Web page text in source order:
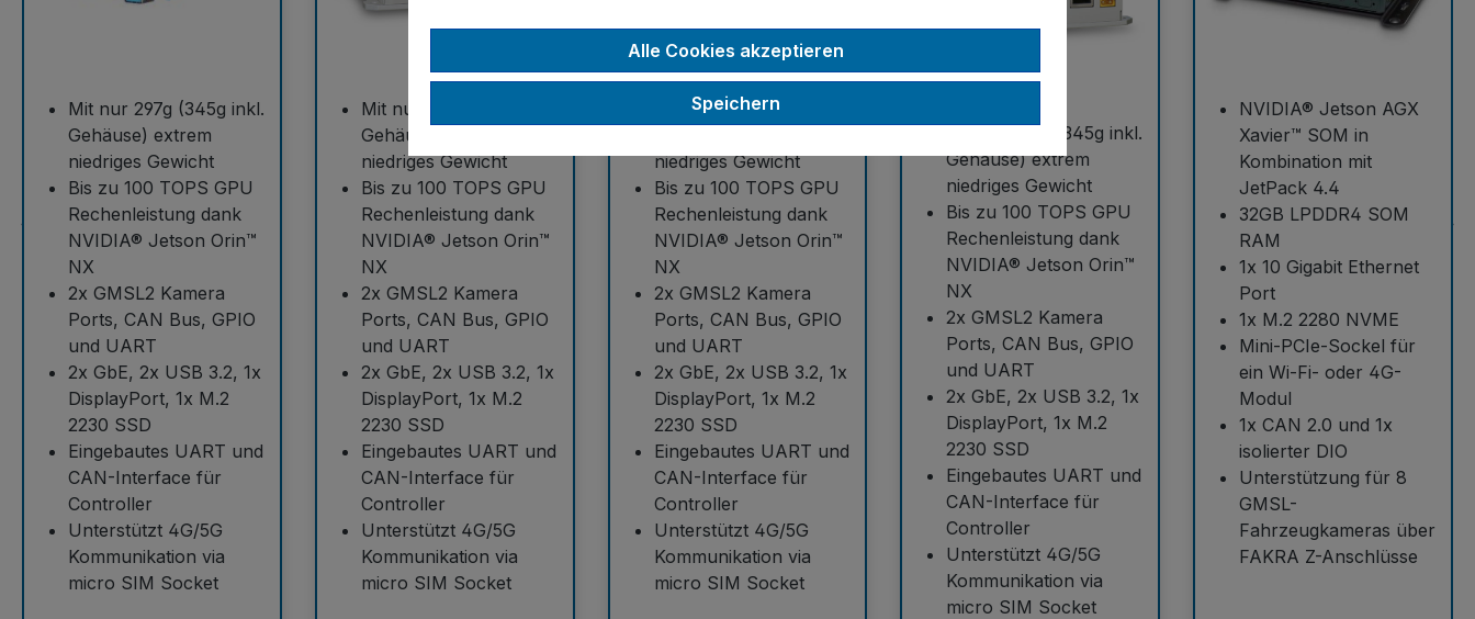
Mit nur 297g (345g inkl.
Gehäuse) extrem
niedriges Gewicht
Bis zu 100 TOPS GPU
Rechenleistung dank
NVIDIA® Jetson Orin™
NX
2x GMSL2 Kamera
Ports, CAN Bus, GPIO
und UART
2x GbE, 2x USB 3.2, 1x
DisplayPort, 1x M.2
2230 SSD
Eingebautes UART und
CAN-Interface für
Controller
Unterstützt 4G/5G
Kommunikation via
micro SIM Socket
Mit nur 297g (345g inkl.
Gehäuse) extrem
niedriges Gewicht
Bis zu 100 TOPS GPU
Rechenleistung dank
NVIDIA® Jetson Orin™
NX
2x GMSL2 Kamera
Ports, CAN Bus, GPIO
und UART
2x GbE, 2x USB 3.2, 1x
DisplayPort, 1x M.2
2230 SSD
Eingebautes UART und
CAN-Interface für
Controller
Unterstützt 4G/5G
Kommunikation via
micro SIM Socket
Mit nur 297g (345g inkl.
niedriges Gewicht
Bis zu 100 TOPS GPU
Rechenleistung dank
NVIDIA® Jetson Orin™
NX
2x GMSL2 Kamera
Ports, CAN Bus, GPIO
und UART
2x GbE, 2x USB 3.2, 1x
DisplayPort, 1x M.2
2230 SSD
Eingebautes UART und
CAN-Interface für
Controller
Unterstützt 4G/5G
Kommunikation via
micro SIM Socket
Mit nur 297g (345g inkl.
Gehäuse) extrem
niedriges Gewicht
Bis zu 100 TOPS GPU
Rechenleistung dank
NVIDIA® Jetson Orin™
NX
2x GMSL2 Kamera
Ports, CAN Bus, GPIO
und UART
2x GbE, 2x USB 3.2, 1x
DisplayPort, 1x M.2
2230 SSD
Eingebautes UART und
CAN-Interface für
Controller
Unterstützt 4G/5G
Kommunikation via
micro SIM Socket
NVIDIA® Jetson AGX
Xavier™ SOM in
Kombination mit
JetPack 4.4
32GB LPDDR4 SOM
RAM
1x 10 Gigabit Ethernet
Port
1x M.2 2280 NVME
Mini-PCIe-Sockel für
ein Wi-Fi- oder 4G-
Modul
1x CAN 2.0 und 1x
isolierter DIO
Unterstützung für 8
GMSL-
Fahrzeugkameras über
FAKRA Z-Anschlüsse
Alle Cookies akzeptieren
Speichern